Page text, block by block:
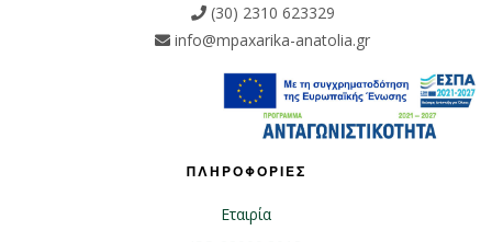
(30) 2310 623329
info@mpaxarika-anatolia.gr
ΠΛΗΡΟΦΟΡΙΕΣ
Εταιρία